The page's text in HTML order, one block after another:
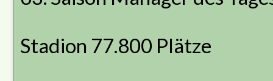
Stadion 77.800 Plätze